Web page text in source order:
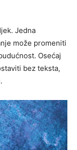
Jedna
može promeniti
Osećaj
bez teksta,